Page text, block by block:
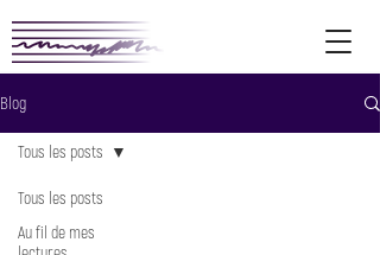
Blog
Tous les posts
Au fil de mes
Tous les posts